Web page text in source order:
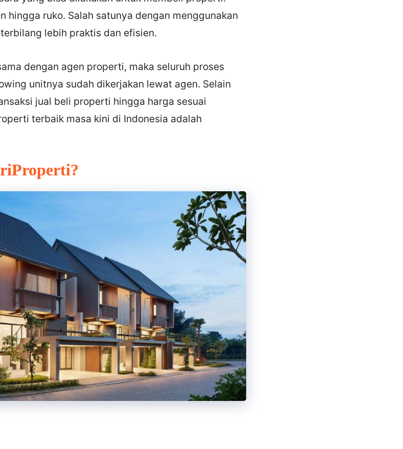
hingga ruko. Salah satunya dengan menggunakan
lebih praktis dan efisien.
dengan agen properti, maka seluruh proses
unitnya sudah dikerjakan lewat agen. Selain
jual beli properti hingga harga sesuai
terbaik masa kini di Indonesia adalah